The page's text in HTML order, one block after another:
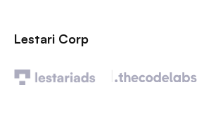
Lestari Corp